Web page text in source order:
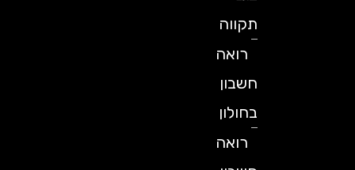
תקווה
רואה
חשבון
בחולון
רואה